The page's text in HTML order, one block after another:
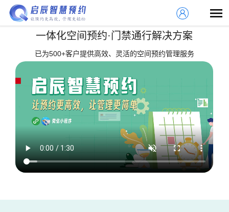
一体化空间预约·门禁通行解决方案
已为500+客户提供高效、灵活的空间预约管理服务